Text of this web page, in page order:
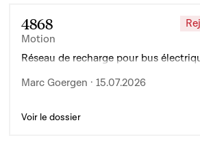
4868
Motion
Réseau de recharge pour bus
Marc Goergen · 15.07.2026
Voir le dossier